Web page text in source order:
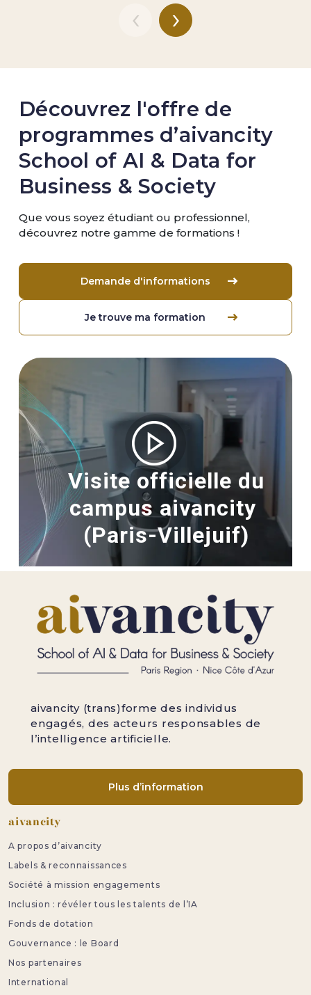
‹ ›
Découvrez l'offre de
programmes d’aivancity
School of AI & Data for
Business & Society
Que vous soyez étudiant ou professionnel,
découvrez notre gamme de formations !
Demande d'informations
Je trouve ma formation
Image
Visite officielle du
campus aivancity
(Paris-Villejuif)
aivancity (trans)forme des individus
engagés, des acteurs responsables de
l’intelligence artificielle.
Plus d’information
Pied de page
aivancity
A propos d’aivancity
Labels & reconnaissances
Société à mission engagements
Inclusion : révéler tous les talents de l’IA
Fonds de dotation
Gouvernance : le Board
Nos partenaires
International